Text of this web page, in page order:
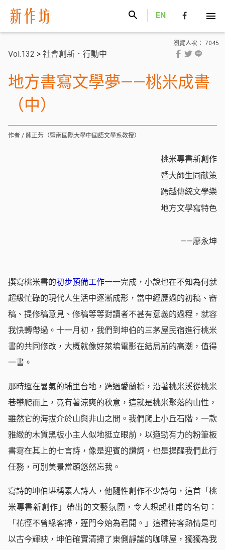
EN
瀏覽人次： 7045
Vol.132 > 社會創新．行動中
地方書寫文學夢——桃米成書
（中）
作者 / 陳正芳（暨南國際大學中國語文學系教授）
桃米專書新創作
暨大師生同献策
跨越傳統文學樂
地方文學寫特色
——廖永坤
撰寫桃米書的初步預備工作一一完成，小說也在不知為何就
超級忙碌的現代人生活中逐漸成形，當中經歷過的初稿、審
稿、提修稿意見、修稿等等對讀者不甚有意義的過程，就容
我快轉帶過。十一月初，我們到坤伯的三茅屋民宿進行桃米
書的共同修改，大概就像好萊塢電影在結局前的高潮，值得
一書。
那時還在暑氣的埔里台地，跨過愛蘭橋，沿著桃米溪從桃米
巷攀爬而上，竟有著涼爽的秋意，這就是桃米聚落的山性，
雖然它的海拔介於山與非山之間。我們爬上小丘石階，一款
雅緻的木質黑板小主人似地挺立眼前，以遒勁有力的粉筆板
書寫在其上的七言詩，像是迎賓的讚詞，也是提醒我們此行
任務，可別美景當頭悠然忘我。
寫詩的坤伯堪稱素人詩人，他隨性創作不少詩句，這首「桃
米專書新創作」帶出的文藝氛圍，令人想起杜甫的名句：
「花徑不曾緣客掃，蓬門今始為君開。」這種待客熱情是可
以古今輝映，坤伯確實清掃了東側靜謐的咖啡屋，獨獨為我